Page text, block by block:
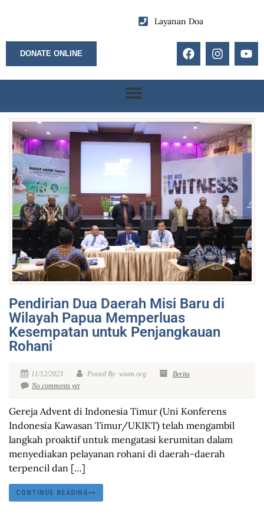
Layanan Doa
DONATE ONLINE
Pendirian Dua Daerah Misi Baru di
Wilayah Papua Memperluas
Kesempatan untuk Penjangkauan
Rohani
11/12/2023 Posted By: wium.org
Berita
No comments yet
Gereja Advent di Indonesia Timur (Uni Konferens
Indonesia Kawasan Timur/UKIKT) telah mengambil
langkah proaktif untuk mengatasi kerumitan dalam
menyediakan pelayanan rohani di daerah-daerah
terpencil dan […]
CONTINUE READING